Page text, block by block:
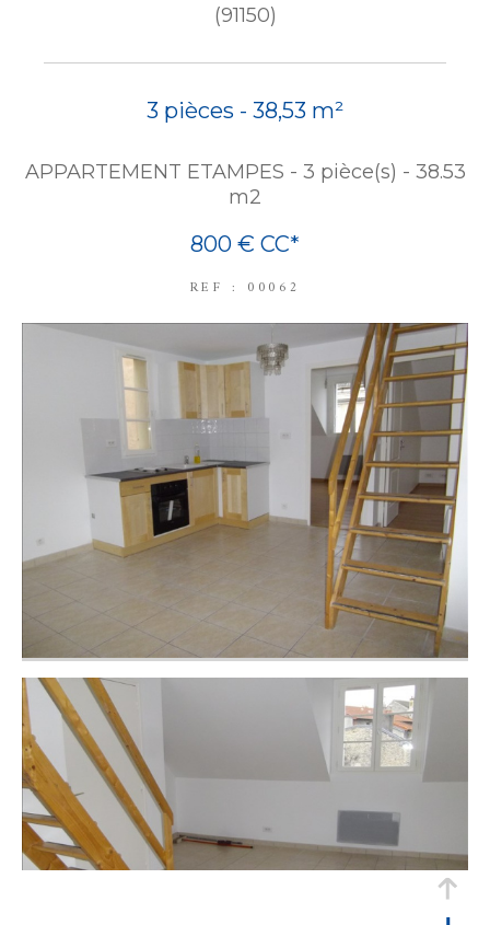
(91150)
3 pièces - 38,53 m²
APPARTEMENT ETAMPES - 3 pièce(s) - 38.53
m2
800 € CC*
REF : 00062